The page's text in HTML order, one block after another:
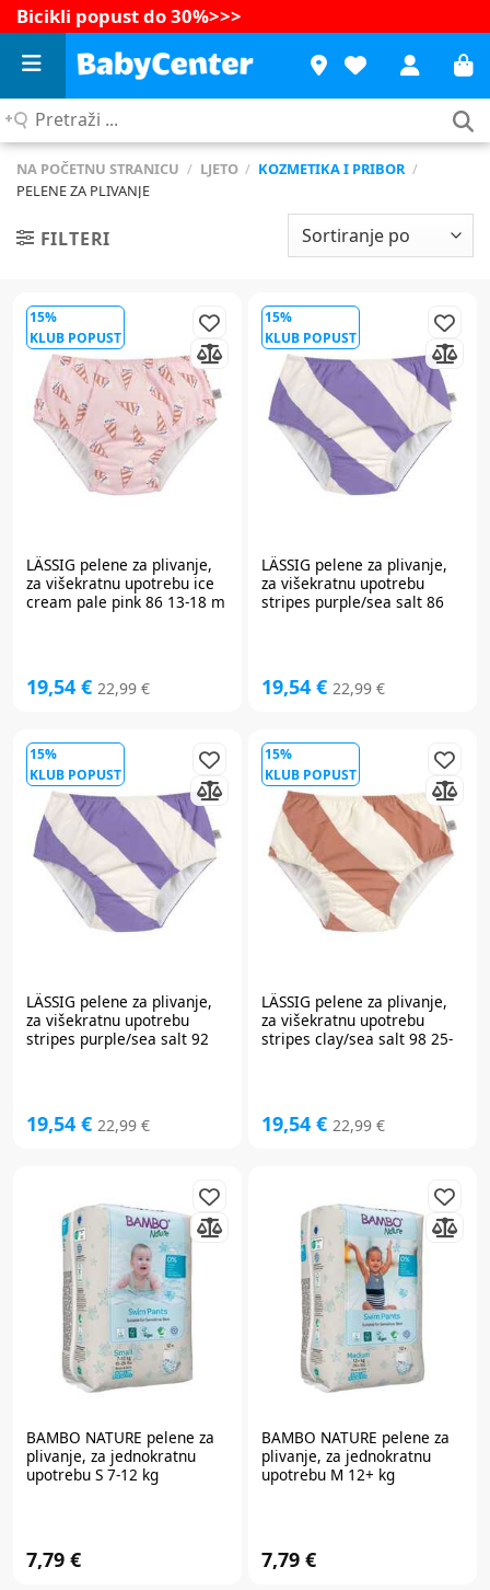
Bicikli popust do 30%>>>
Pretraži
NA POČETNU STRANICU / LJETO / KOZMETIKA I PRIBOR /
PELENE ZA PLIVANJE
FILTERI
15%
KLUB POPUST
LÄSSIG pelene za plivanje,
za višekratnu upotrebu ice
cream pale pink 86 13-18 m
19,54 € 22,99 €
15%
KLUB POPUST
LÄSSIG pelene za plivanje,
za višekratnu upotrebu
stripes purple/sea salt 86
19,54 € 22,99 €
15%
KLUB POPUST
LÄSSIG pelene za plivanje,
za višekratnu upotrebu
stripes purple/sea salt 92
19,54 € 22,99 €
15%
KLUB POPUST
LÄSSIG pelene za plivanje,
za višekratnu upotrebu
stripes clay/sea salt 98 25-
19,54 € 22,99 €
BAMBO NATURE pelene za
plivanje, za jednokratnu
upotrebu S 7-12 kg
7,79 €
BAMBO NATURE pelene za
plivanje, za jednokratnu
upotrebu M 12+ kg
7,79 €